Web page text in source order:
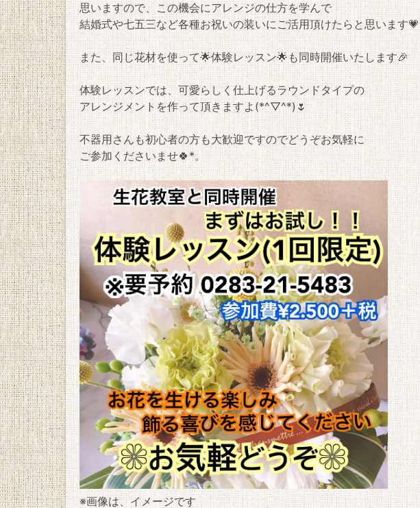
思いますので、この機会にアレンジの仕方を学んで
結婚式や七五三など各種お祝いの装いにご活用頂けたらと思います💗
また、同じ花材を使って🌟体験レッスン🌟も同時開催いたします🎉
体験レッスンでは、可愛らしく仕上げるラウンドタイプの
アレンジメントを作って頂きますよ(*^▽^*)🌷
不器用さんも初心者の方も大歓迎ですのでどうぞお気軽に
ご参加くださいませ🍀*。
※画像は、イメージです